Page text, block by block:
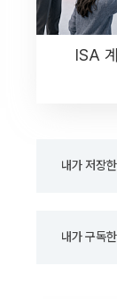
ISA
내가 저장
내가 구독